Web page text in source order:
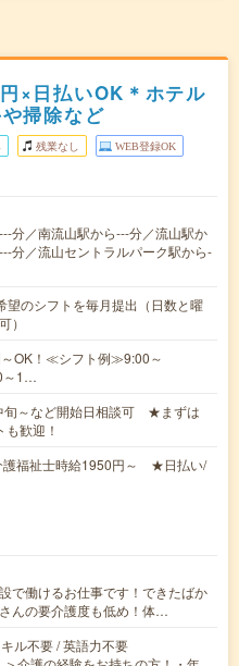
×日払いOK＊ホテル
掃除など
残業なし WEB登録OK
分／南流山駅から---分／流山駅か
分／流山セントラルパーク駅から-
のシフトを毎月提出（日数と曜
）
OK！≪シフト例≫9:00～
～1…
旬～など開始日相談可 ★まずは
歓迎！
福祉士時給1950円～ ★日払い/
で働けるお仕事です！できたばか
んの要介護度も低め！体…
ル不要 / 英語力不要